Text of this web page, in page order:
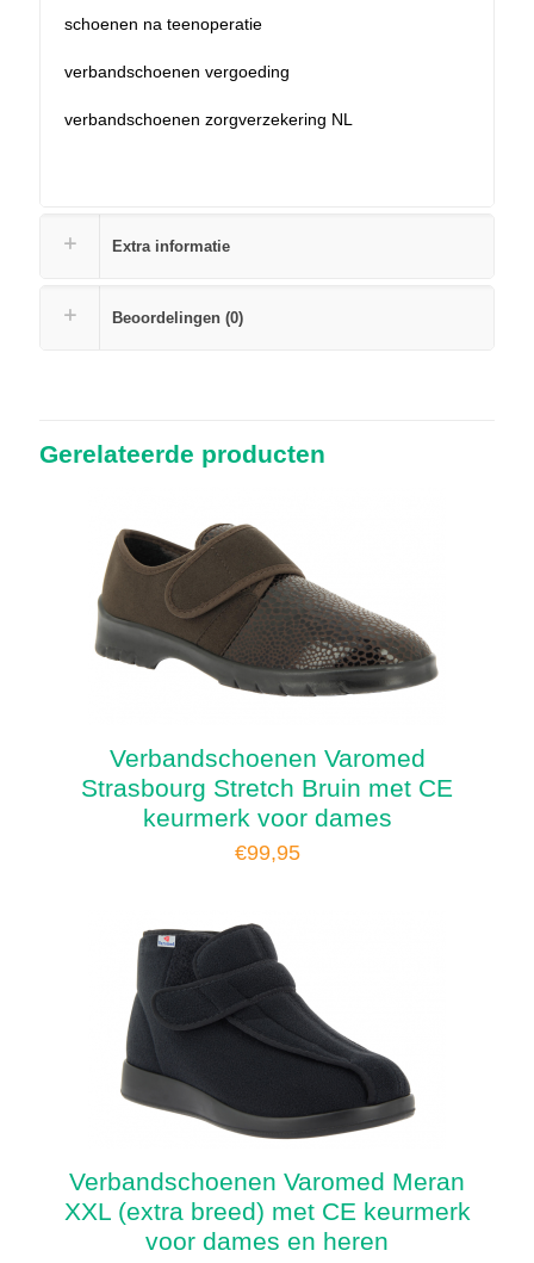
schoenen na teenoperatie
verbandschoenen vergoeding
verbandschoenen zorgverzekering NL
Extra informatie
Beoordelingen (0)
Gerelateerde producten
Verbandschoenen Varomed
Strasbourg Stretch Bruin met CE
keurmerk voor dames
€99,95
Verbandschoenen Varomed Meran
XXL (extra breed) met CE keurmerk
voor dames en heren